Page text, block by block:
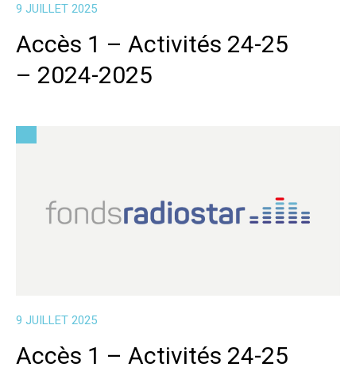
9 JUILLET 2025
Accès 1 – Activités 24-25
– 2024-2025
9 JUILLET 2025
Accès 1 – Activités 24-25